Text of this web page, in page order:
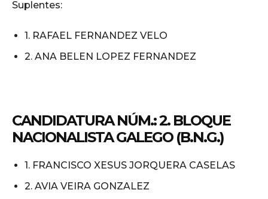
Suplentes:
1. RAFAEL FERNANDEZ VELO
2. ANA BELEN LOPEZ FERNANDEZ
CANDIDATURA NÚM.: 2. BLOQUE
NACIONALISTA GALEGO (B.N.G.)
1. FRANCISCO XESUS JORQUERA CASELAS
2. AVIA VEIRA GONZALEZ